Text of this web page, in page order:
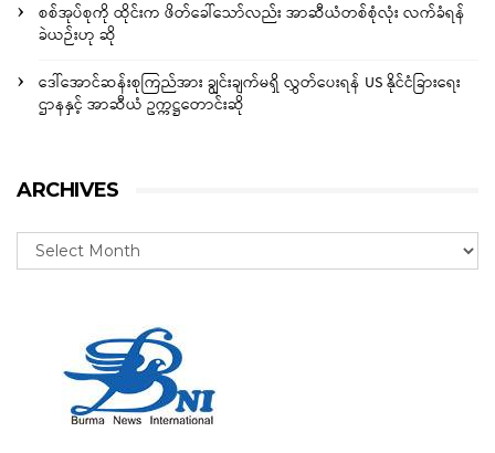
စစ်အုပ်စုကို ထိုင်းက ဖိတ်ခေါ်သော်လည်း အာဆီယံတစ်စုံလုံး လက်ခံရန်
ခဲယဉ်းဟု ဆို
ဒေါ်အောင်ဆန်းစုကြည်အား ချွင်းချက်မရှိ လွှတ်ပေးရန် US နိုင်ငံခြားရေး
ဌာနနှင့် အာဆီယံ ဥက္ကဋ္ဌတောင်းဆို
ARCHIVES